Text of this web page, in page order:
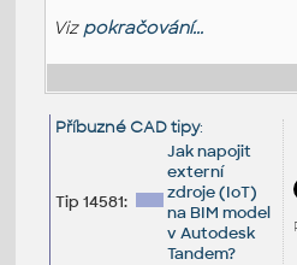
Viz pokračování...
Příbuzné CAD tipy:
Tip 14581:
Jak napojit
externí
zdroje (IoT)
na BIM model
v Autodesk
Tandem?